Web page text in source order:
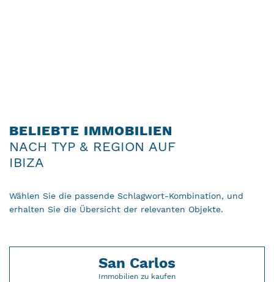
BELIEBTE IMMOBILIEN
NACH TYP & REGION AUF
IBIZA
Wählen Sie die passende Schlagwort-Kombination, und
erhalten Sie die Übersicht der relevanten Objekte.
San Carlos
Immobilien zu kaufen